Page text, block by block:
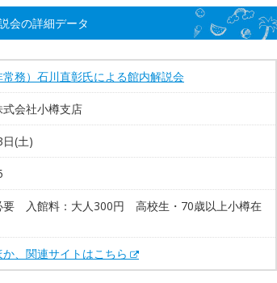
会の詳細データ
務）石川直彰氏による館内解説会
会社小樽支店
(土)
要 入館料：大人300円 高校生・70歳以上小樽在
、関連サイトはこちら